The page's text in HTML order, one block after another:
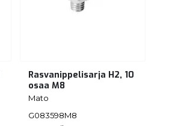
Rasvanippelisarja H2, 10
osaa M8
Mato
G083598M8